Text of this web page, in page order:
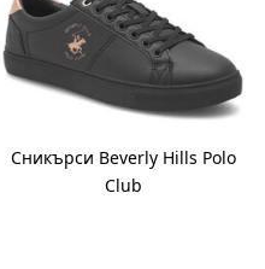
Сникърси Beverly Hills Polo
Club